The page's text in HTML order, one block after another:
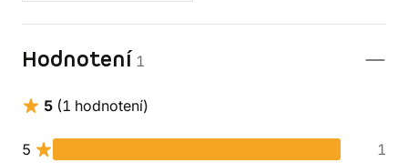
Hodnotení 1
5 (1 hodnotení)
5 1